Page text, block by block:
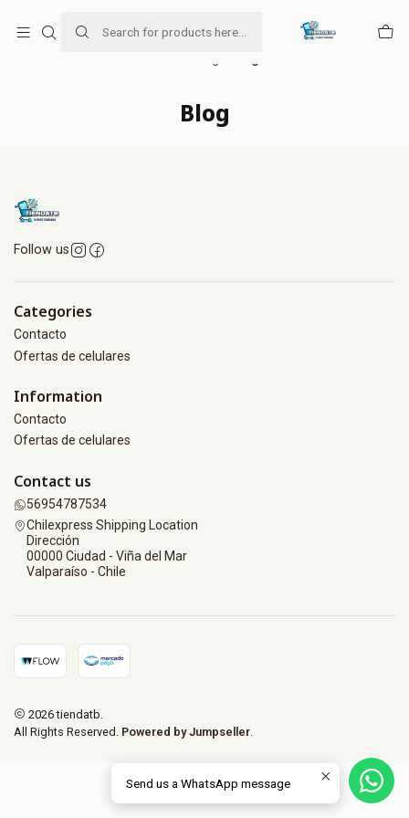
+56954787534
Blog
Follow us
Categories
Contacto
Ofertas de celulares
Information
Contacto
Ofertas de celulares
Contact us
56954787534
Chilexpress Shipping Location
Dirección
00000 Ciudad - Viña del Mar
Valparaíso - Chile
2026 tiendatb.
All Rights Reserved. Powered by Jumpseller.
Send us a WhatsApp message